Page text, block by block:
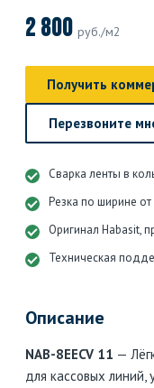
2 800 руб./м2
Получить
Перезвоните
Сварка ленты в
Резка по ширине
Оригинал Habasit,
Техническая
Описание
NAB-8EECV 11 —
для кассовых линий,